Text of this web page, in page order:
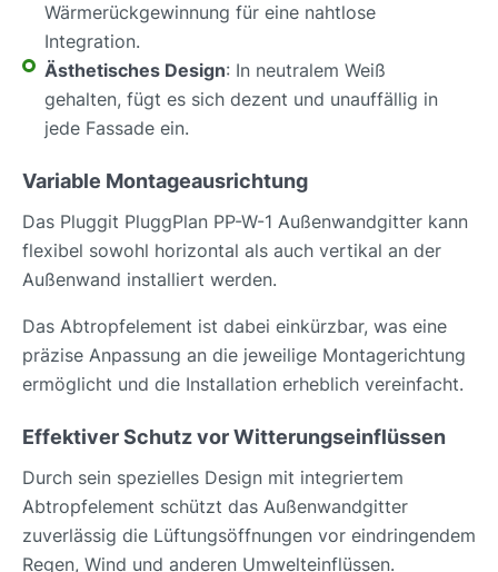
Wärmerückgewinnung für eine nahtlose
Integration.
Ästhetisches Design: In neutralem Weiß
gehalten, fügt es sich dezent und unauffällig in
jede Fassade ein.
Variable Montageausrichtung
Das Pluggit PluggPlan PP-W-1 Außenwandgitter kann
flexibel sowohl horizontal als auch vertikal an der
Außenwand installiert werden.
Das Abtropfelement ist dabei einkürzbar, was eine
präzise Anpassung an die jeweilige Montagerichtung
ermöglicht und die Installation erheblich vereinfacht.
Effektiver Schutz vor Witterungseinflüssen
Durch sein spezielles Design mit integriertem
Abtropfelement schützt das Außenwandgitter
zuverlässig die Lüftungsöffnungen vor eindringendem
Regen, Wind und anderen Umwelteinflüssen.